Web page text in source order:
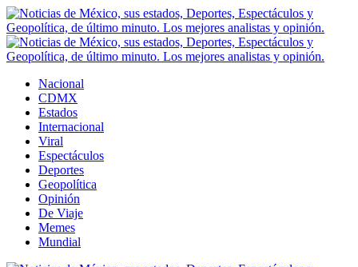
Nacional
CDMX
Estados
Internacional
Viral
Espectáculos
Deportes
Geopolítica
Opinión
De Viaje
Memes
Mundial